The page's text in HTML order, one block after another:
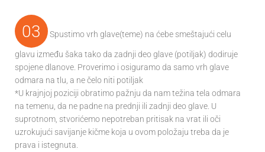
03 Spustimo vrh glave(teme) na ćebe smeštajući celu
glavu između šaka tako da zadnji deo glave (potiljak) dodiruje
spojene dlanove. Proverimo i osiguramo da samo vrh glave
odmara na tlu, a ne čelo niti potiljak
*U krajnjoj poziciji obratimo pažnju da nam težina tela odmara
na temenu, da ne padne na prednji ili zadnji deo glave. U
suprotnom, stvorićemo nepotreban pritisak na vrat ili oči
uzrokujući savijanje kičme koja u ovom položaju treba da je
prava i istegnuta.